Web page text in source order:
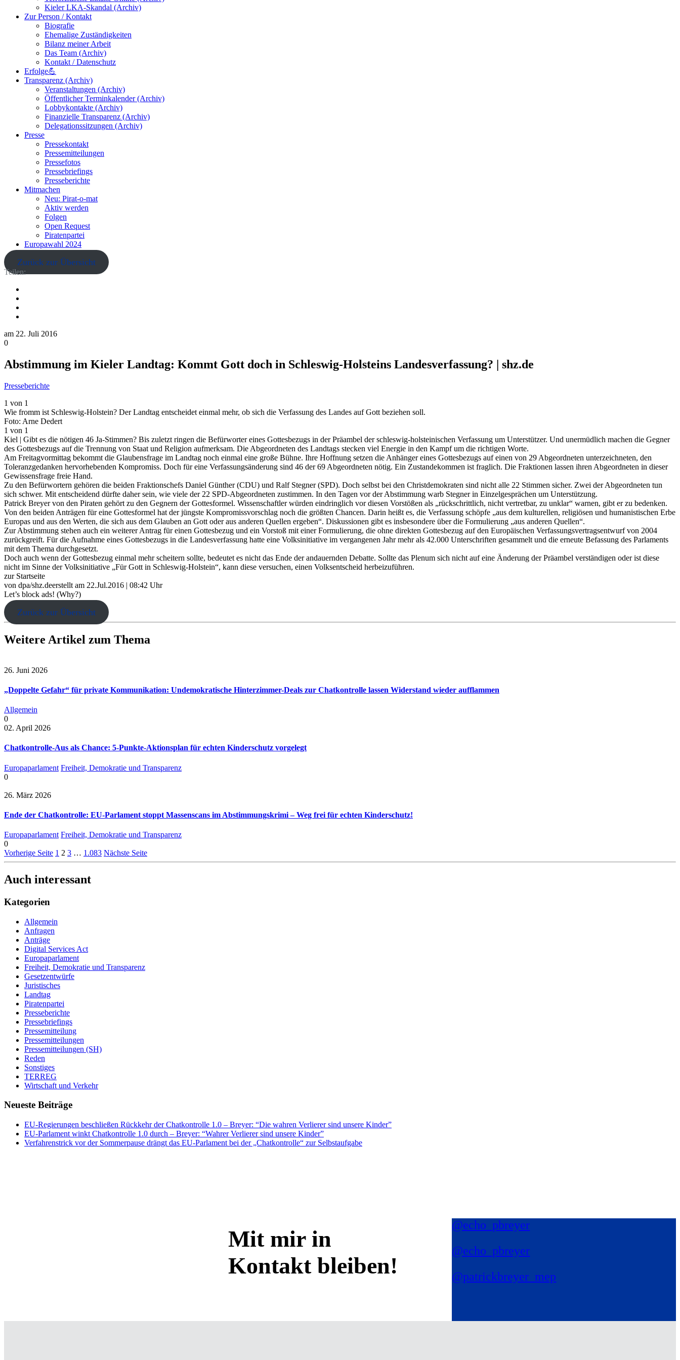
Kieler LKA-Skandal (Archiv)
Zur Person / Kontakt
Biografie
Ehemalige Zuständigkeiten
Bilanz meiner Arbeit
Das Team (Archiv)
Kontakt / Datenschutz
Erfolge💪
Transparenz (Archiv)
Veranstaltungen (Archiv)
Öffentlicher Terminkalender (Archiv)
Lobbykontakte (Archiv)
Finanzielle Transparenz (Archiv)
Delegationssitzungen (Archiv)
Presse
Pressekontakt
Pressemitteilungen
Pressefotos
Pressebriefings
Presseberichte
Mitmachen
Neu: Pirat-o-mat
Aktiv werden
Folgen
Open Request
Piratenpartei
Europawahl 2024
Zurück zur Übersicht
Teilen:
am 22. Juli 2016
0
Abstimmung im Kieler Landtag: Kommt Gott doch in Schleswig-Holsteins Landesverfassung? | shz.de
Presseberichte
1 von 1
Wie fromm ist Schleswig-Holstein? Der Landtag entscheidet einmal mehr, ob sich die Verfassung des Landes auf Gott beziehen soll.
Foto: Arne Dedert
1 von 1
Kiel | Gibt es die nötigen 46 Ja-Stimmen? Bis zuletzt ringen die Befürworter eines Gottesbezugs in der Präambel der schleswig-holsteinischen Verfassung um Unterstützer. Und unermüdlich machen die Gegner
des Gottesbezugs auf die Trennung von Staat und Religion aufmerksam. Die Abgeordneten des Landtags stecken viel Energie in den Kampf um die richtigen Worte.
Am Freitagvormittag bekommt die Glaubensfrage im Landtag noch einmal eine große Bühne. Ihre Hoffnung setzen die Anhänger eines Gottesbezugs auf einen von 29 Abgeordneten unterzeichneten, den
Toleranzgedanken hervorhebenden Kompromiss. Doch für eine Verfassungsänderung sind 46 der 69 Abgeordneten nötig. Ein Zustandekommen ist fraglich. Die Fraktionen lassen ihren Abgeordneten in dieser
Gewissensfrage freie Hand.
Zu den Befürwortern gehören die beiden Fraktionschefs Daniel Günther (CDU) und Ralf Stegner (SPD). Doch selbst bei den Christdemokraten sind nicht alle 22 Stimmen sicher. Zwei der Abgeordneten tun
sich schwer. Mit entscheidend dürfte daher sein, wie viele der 22 SPD-Abgeordneten zustimmen. In den Tagen vor der Abstimmung warb Stegner in Einzelgesprächen um Unterstützung.
Patrick Breyer von den Piraten gehört zu den Gegnern der Gottesformel. Wissenschaftler würden eindringlich vor diesen Vorstößen als „rückschrittlich, nicht vertretbar, zu unklar“ warnen, gibt er zu bedenken.
Von den beiden Anträgen für eine Gottesformel hat der jüngste Kompromissvorschlag noch die größten Chancen. Darin heißt es, die Verfassung schöpfe „aus dem kulturellen, religiösen und humanistischen Erbe
Europas und aus den Werten, die sich aus dem Glauben an Gott oder aus anderen Quellen ergeben“. Diskussionen gibt es insbesondere über die Formulierung „aus anderen Quellen“.
Zur Abstimmung stehen auch ein weiterer Antrag für einen Gottesbezug und ein Vorstoß mit einer Formulierung, die ohne direkten Gottesbezug auf den Europäischen Verfassungsvertragsentwurf von 2004
zurückgreift. Für die Aufnahme eines Gottesbezugs in die Landesverfassung hatte eine Volksinitiative im vergangenen Jahr mehr als 42.000 Unterschriften gesammelt und die erneute Befassung des Parlaments
mit dem Thema durchgesetzt.
Doch auch wenn der Gottesbezug einmal mehr scheitern sollte, bedeutet es nicht das Ende der andauernden Debatte. Sollte das Plenum sich nicht auf eine Änderung der Präambel verständigen oder ist diese
nicht im Sinne der Volksinitiative „Für Gott in Schleswig-Holstein“, kann diese versuchen, einen Volksentscheid herbeizuführen.
zur Startseite
von dpa/shz.deerstellt am 22.Jul.2016 | 08:42 Uhr
Let’s block ads! (Why?)
Zurück zur Übersicht
Weitere Artikel zum Thema
26. Juni 2026
„Doppelte Gefahr“ für private Kommunikation: Undemokratische Hinterzimmer-Deals zur Chatkontrolle lassen Widerstand wieder aufflammen
Allgemein
0
02. April 2026
Chatkontrolle-Aus als Chance: 5-Punkte-Aktionsplan für echten Kinderschutz vorgelegt
Europaparlament Freiheit, Demokratie und Transparenz
0
26. März 2026
Ende der Chatkontrolle: EU-Parlament stoppt Massenscans im Abstimmungskrimi – Weg frei für echten Kinderschutz!
Europaparlament Freiheit, Demokratie und Transparenz
0
Vorherige Seite 1 2 3 … 1.083 Nächste Seite
Auch interessant
Kategorien
Allgemein
Anfragen
Anträge
Digital Services Act
Europaparlament
Freiheit, Demokratie und Transparenz
Gesetzentwürfe
Juristisches
Landtag
Piratenpartei
Presseberichte
Pressebriefings
Pressemitteilung
Pressemitteilungen
Pressemitteilungen (SH)
Reden
Sonstiges
TERREG
Wirtschaft und Verkehr
Neueste Beiträge
EU-Regierungen beschließen Rückkehr der Chatkontrolle 1.0 – Breyer: “Die wahren Verlierer sind unsere Kinder”
EU-Parlament winkt Chatkontrolle 1.0 durch – Breyer: “Wahrer Verlierer sind unsere Kinder”
Verfahrenstrick vor der Sommerpause drängt das EU-Parlament bei der „Chatkontrolle“ zur Selbstaufgabe
Mit mir in
Kontakt bleiben!
@echo_pbreyer
@echo_pbreyer
@patrickbreyer_mep